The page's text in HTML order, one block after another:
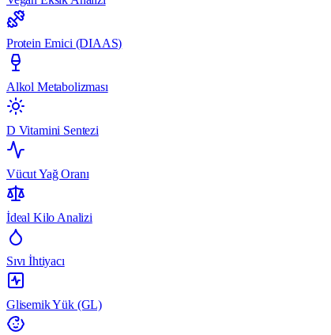
Protein Emici (DIAAS)
Alkol Metabolizması
D Vitamini Sentezi
Vücut Yağ Oranı
İdeal Kilo Analizi
Sıvı İhtiyacı
Glisemik Yük (GL)